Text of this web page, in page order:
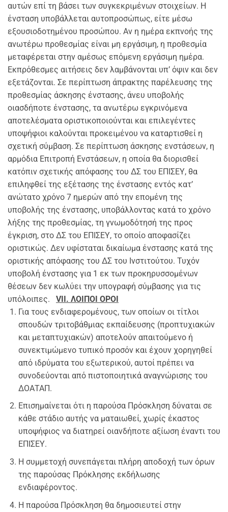
αυτών επί τη βάσει των συγκεκριμένων στοιχείων. Η
ένσταση υποβάλλεται αυτοπροσώπως, είτε μέσω
εξουσιοδοτημένου προσώπου. Αν η ημέρα εκπνοής της
ανωτέρω προθεσμίας είναι μη εργάσιμη, η προθεσμία
μεταφέρεται στην αμέσως επόμενη εργάσιμη ημέρα.
Εκπρόθεσμες αιτήσεις δεν λαμβάνονται υπ’ όψιν και δεν
εξετάζονται. Σε περίπτωση άπρακτης παρέλευσης της
προθεσμίας άσκησης ένστασης, άνευ υποβολής
οιασδήποτε ένστασης, τα ανωτέρω εγκρινόμενα
αποτελέσματα οριστικοποιούνται και επιλεγέντες
υποψήφιοι καλούνται προκειμένου να καταρτισθεί η
σχετική σύμβαση. Σε περίπτωση άσκησης ενστάσεων, η
αρμόδια Επιτροπή Ενστάσεων, η οποία θα διορισθεί
κατόπιν σχετικής απόφασης του ΔΣ του ΕΠΙΣΕΥ, θα
επιληφθεί της εξέτασης της ένστασης εντός κατ’
ανώτατο χρόνο 7 ημερών από την επομένη της
υποβολής της ένστασης, υποβάλλοντας κατά το χρόνο
λήξης της προθεσμίας, τη γνωμοδότησή της προς
έγκριση, στο ΔΣ του ΕΠΙΣΕΥ, το οποίο αποφασίζει
οριστικώς. Δεν υφίσταται δικαίωμα ένστασης κατά της
οριστικής απόφασης του ΔΣ του Ινστιτούτου. Τυχόν
υποβολή ένστασης για 1 εκ των προκηρυσσομένων
θέσεων δεν κωλύει την υπογραφή σύμβασης για τις
υπόλοιπες. VII. ΛΟΙΠΟΙ ΟΡΟΙ
Για τους ενδιαφερομένους, των οποίων οι τίτλοι
σπουδών τριτοβάθμιας εκπαίδευσης (προπτυχιακών
και μεταπτυχιακών) αποτελούν απαιτούμενο ή
συνεκτιμώμενο τυπικό προσόν και έχουν χορηγηθεί
από ιδρύματα του εξωτερικού, αυτοί πρέπει να
συνοδεύονται από πιστοποιητικά αναγνώρισης του
ΔΟΑΤΑΠ.
Επισημαίνεται ότι η παρούσα Πρόσκληση δύναται σε
κάθε στάδιο αυτής να ματαιωθεί, χωρίς έκαστος
υποψήφιος να διατηρεί οιανδήποτε αξίωση έναντι του
ΕΠΙΣΕΥ.
Η συμμετοχή συνεπάγεται πλήρη αποδοχή των όρων
της παρούσας Πρόκλησης εκδήλωσης
ενδιαφέροντος.
H παρούσα Πρόσκληση θα δημοσιευτεί στην